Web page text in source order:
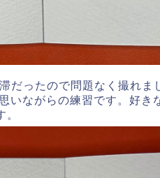
だったので問題なく撮れま
いながらの練習です。好き